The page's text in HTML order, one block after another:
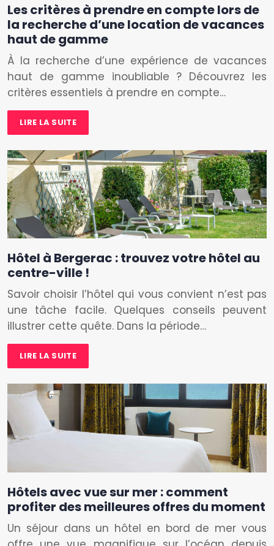
Les critères à prendre en compte lors de
la recherche d’une location de vacances
haut de gamme
À la recherche d’une expérience de vacances
haut de gamme inoubliable ? Découvrez les
critères essentiels à prendre en compte…
LIRE LA SUITE
Hôtel à Bergerac : trouvez votre hôtel au
centre-ville !
Savoir choisir l’hôtel qui vous convient n’est pas
une tâche facile. Quelques conseils peuvent
illustrer cette quête. Dans la période…
LIRE LA SUITE
Hôtels avec vue sur mer : comment
profiter des meilleures offres du moment
Un séjour dans un hôtel en bord de mer vous